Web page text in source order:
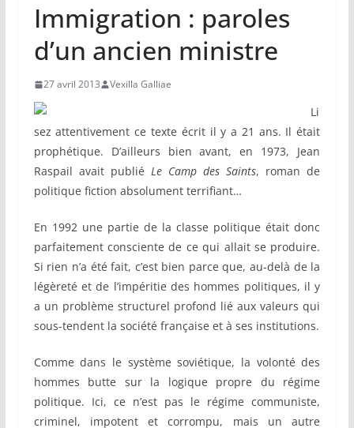
Immigration : paroles
d’un ancien ministre
27 avril 2013 Vexilla Galliae
Li
sez attentivement ce texte écrit il y a 21 ans. Il était
prophétique. D’ailleurs bien avant, en 1973, Jean
Raspail avait publié Le Camp des Saints, roman de
politique fiction absolument terrifiant…
En 1992 une partie de la classe politique était donc
parfaitement consciente de ce qui allait se produire.
Si rien n’a été fait, c’est bien parce que, au-delà de la
légèreté et de l’impéritie des hommes politiques, il y
a un problème structurel profond lié aux valeurs qui
sous-tendent la société française et à ses institutions.
Comme dans le système soviétique, la volonté des
hommes butte sur la logique propre du régime
politique. Ici, ce n’est pas le régime communiste,
criminel, impotent et corrompu, mais un autre